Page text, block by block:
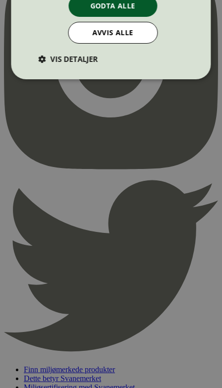
Finn miljømerkede produkter
Dette betyr Svanemerket
GODTA ALLE
AVVIS ALLE
VIS DETALJER
Strengt nødvendig
Statistikk
Markedsføring
nødvendige informasjonskapsler.
Provider
Domene
Utløpsdato
_hjAbsoluteSessionInProgress
29
minutter
sekunder
minutter
pageviewCount
.svanemerket.no
nelapi-product-archive-filters
wordpress_test_cookie
Automattic